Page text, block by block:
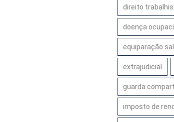
direito
doença
equiparação
extrajudicial
guarda
imposto de